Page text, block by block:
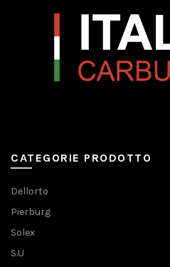
CATEGORIE PRODOTTO
Dellorto
Pierburg
Solex
S.U